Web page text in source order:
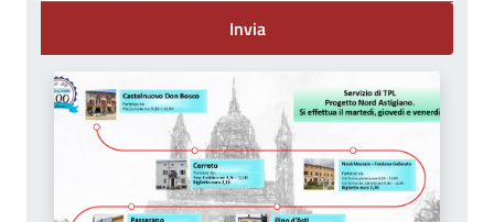
Invia